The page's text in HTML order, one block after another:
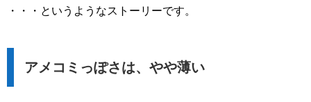
・・・というようなストーリーです。
アメコミっぽさは、やや薄い